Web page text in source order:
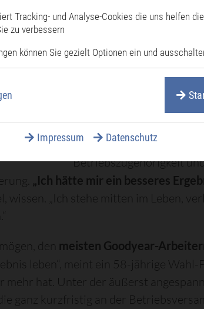
einige
zusammenstand und
Stellung nehmen, wenn,
glaube gar nichts mehr,
Teilweise gelobt wurden
erfreulicher Höhe“, die
Betriebszugehörigkeit
„Ich hätte mir ein besseres
„Ich stehe mitten im Leben,
den meisten Goodyear-
leben“, meint ein 58-jährige
mehr hat. Unter der äußerst
ganz kurzfristig an der
Tracking- und Analyse-Cookies die uns helfen die
zu verbessern
können Sie gezielt Optionen ein und
Impressum Datenschutz